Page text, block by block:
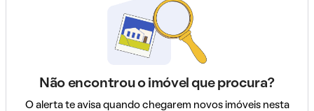
Não encontrou o imóvel que procura?
O alerta te avisa quando chegarem novos imóveis nesta